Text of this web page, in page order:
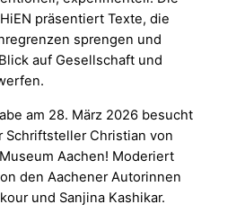
präsentiert Texte, die
sprengen und
auf Gesellschaft und
am 28. März 2026 besucht
Schriftsteller Christian von
Aachen! Moderiert
den Aachener Autorinnen
und Sanjina Kashikar.